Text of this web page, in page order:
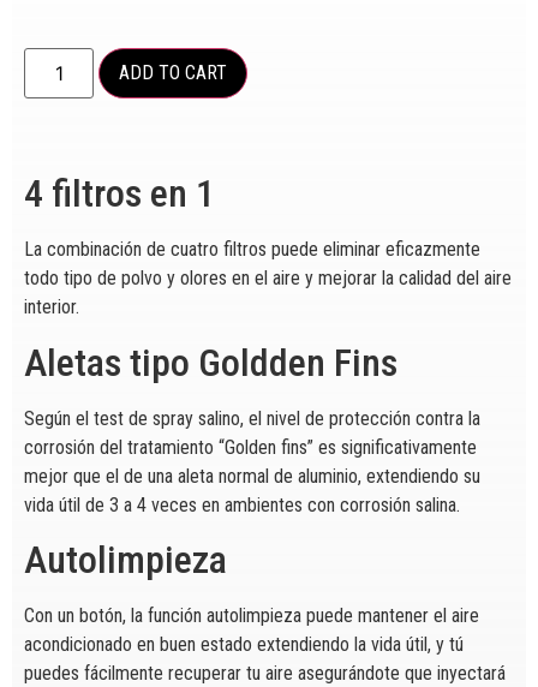
ADD TO CART
4 filtros en 1
La combinación de cuatro filtros puede eliminar eficazmente
todo tipo de polvo y olores en el aire y mejorar la calidad del aire
interior.
Aletas tipo Goldden Fins
Según el test de spray salino, el nivel de protección contra la
corrosión del tratamiento “Golden fins” es significativamente
mejor que el de una aleta normal de aluminio, extendiendo su
vida útil de 3 a 4 veces en ambientes con corrosión salina.
Autolimpieza
Con un botón, la función autolimpieza puede mantener el aire
acondicionado en buen estado extendiendo la vida útil, y tú
puedes fácilmente recuperar tu aire asegurándote que inyectará